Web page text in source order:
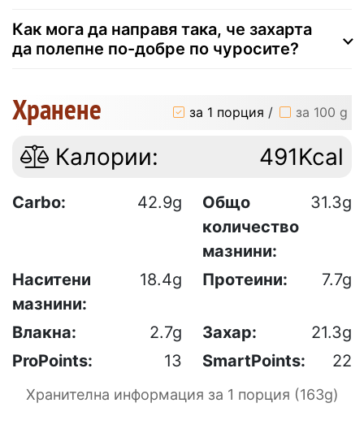
Как мога да направя така, че захарта
да полепне по-добре по чуросите?
Хранене за 1 порция / за 100 g
Калории: 491Kcal
Carbo: 42.9g
Общо
количество
мазнини:
31.3g
Наситени
мазнини:
18.4g Протеини: 7.7g
Влакна: 2.7g Захар:
21.3g
ProPoints:
13 SmartPoints: 22
Хранителна информация за 1 порция (163g)